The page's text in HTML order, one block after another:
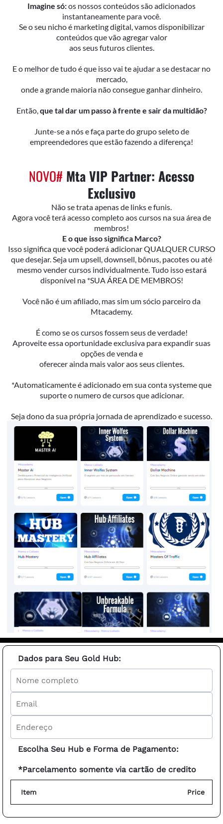
Imagine só:os nossos conteúdos são adicionados
instantaneamente para você.
Se o seu nicho é marketing digital, vamos disponibilizar
conteúdos que vão agregar valor
aos seus futuros clientes.
E o melhor de tudo é que isso vai te ajudar a se destacar no
mercado,
onde a grande maioria não consegue ganhar dinheiro.
Então,que tal dar um passo à frente e sair da multidão?
Junte-se a nós e faça parte do grupo seleto de
empreendedores que estão fazendo a diferença!
NOVO# Mta VIP Partner: Acesso
Exclusivo
Não se trata apenas de links e funis.
Agora você terá acesso completo aos cursos na sua área de
membros!
E o que isso significa Marco?
Isso significa que você poderá adicionar QUALQUER CURSO
que desejar. Seja um upsell, downsell, bônus, pacotes ou até
mesmo vender cursos individualmente. Tudo isso estará
disponível na *SUA ÁREA DE MEMBROS!
Você não é um afiliado, mas sim um sócio parceiro da
Mtacademy.
É como se os cursos fossem seus de verdade!
Aproveite essa oportunidade exclusiva para expandir suas
opções de venda e
oferecer ainda mais valor aos seus clientes.
*Automaticamente é adicionado em sua conta systeme que
suporte o numero de cursos que adicionar.
Seja dono da sua própria jornada de aprendizado e sucesso.
Dados para Seu Gold Hub:
Escolha Seu Hub e Forma de Pagamento:
*Parcelamento somente via cartão de credito
Item Price